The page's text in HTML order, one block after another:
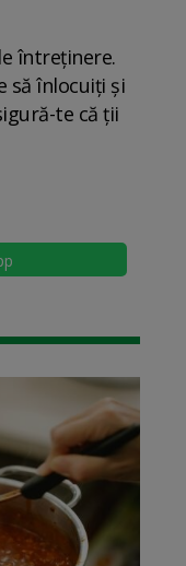
întreținere.
să înlocuiți și
te că ții